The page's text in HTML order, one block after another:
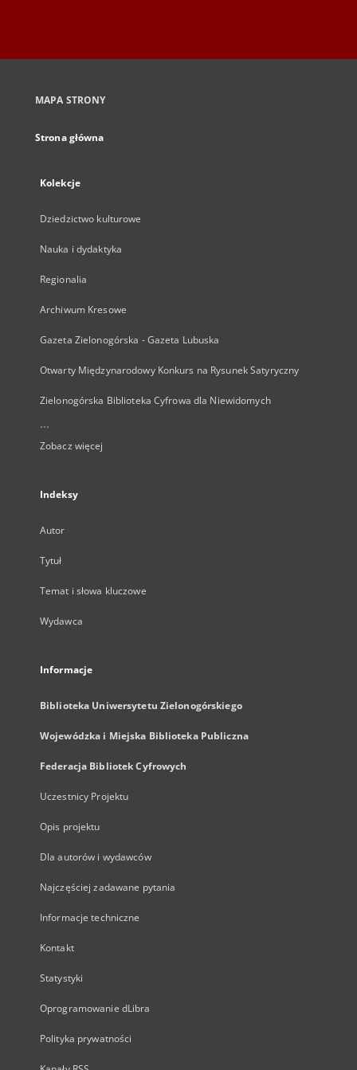
MAPA STRONY
Strona główna
Kolekcje
Dziedzictwo kulturowe
Nauka i dydaktyka
Regionalia
Archiwum Kresowe
Gazeta Zielonogórska - Gazeta Lubuska
Otwarty Międzynarodowy Konkurs na Rysunek Satyryczny
Zielonogórska Biblioteka Cyfrowa dla Niewidomych
...
Zobacz więcej
Indeksy
Autor
Tytuł
Temat i słowa kluczowe
Wydawca
Informacje
Biblioteka Uniwersytetu Zielonogórskiego
Wojewódzka i Miejska Biblioteka Publiczna
Federacja Bibliotek Cyfrowych
Uczestnicy Projektu
Opis projektu
Dla autorów i wydawców
Najczęściej zadawane pytania
Informacje techniczne
Kontakt
Statystyki
Oprogramowanie dLibra
Polityka prywatności